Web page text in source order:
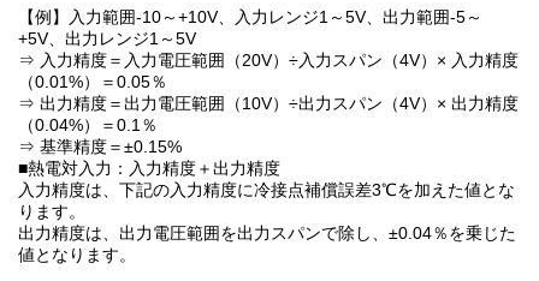
【例】入力範囲-10～+10V、入力レンジ1～5V、出力範囲-5～
+5V、出力レンジ1～5V
⇒ 入力精度＝入力電圧範囲（20V）÷入力スパン（4V）× 入力精度
（0.01%）＝0.05％
⇒ 出力精度＝出力電圧範囲（10V）÷出力スパン（4V）× 出力精度
（0.04%）＝0.1％
⇒ 基準精度＝±0.15%
■熱電対入力：入力精度＋出力精度
入力精度は、下記の入力精度に冷接点補償誤差3℃を加えた値とな
ります。
出力精度は、出力電圧範囲を出力スパンで除し、±0.04％を乗じた
値となります。